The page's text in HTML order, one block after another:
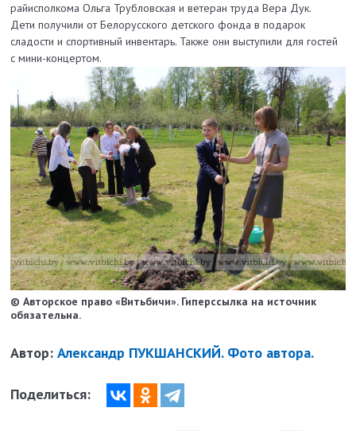
райисполкома Ольга Трубловская и ветеран труда Вера Дук.
Дети получили от Белорусского детского фонда в подарок
сладости и спортивный инвентарь. Также они выступили для гостей
с мини-концертом.
© Авторское право «Витьбичи». Гиперссылка на источник
обязательна.
Автор:Александр ПУКШАНСКИЙ. Фото автора.
Поделиться: